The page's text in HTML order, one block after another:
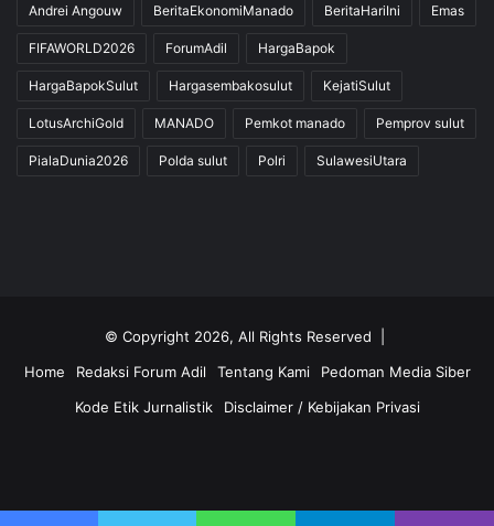
Andrei Angouw BeritaEkonomiManado BeritaHariIni Emas
FIFAWORLD2026 ForumAdil HargaBapok
HargaBapokSulut Hargasembakosulut KejatiSulut
LotusArchiGold MANADO Pemkot manado Pemprov sulut
PialaDunia2026 Polda sulut Polri SulawesiUtara
© Copyright 2026, All Rights Reserved |
Home
Redaksi Forum Adil Tentang Kami
Pedoman Media Siber
Kode Etik Jurnalistik
Disclaimer / Kebijakan Privasi